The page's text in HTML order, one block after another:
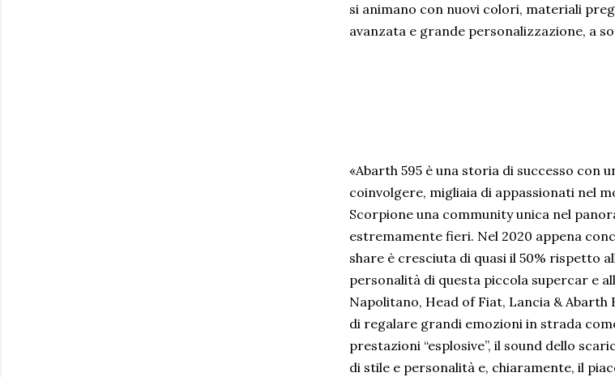
si animano con nuovi colori, materiali
avanzata e grande personalizzazione, a
«Abarth 595 è una storia di successo con
coinvolgere, migliaia di appassionati nel
Scorpione una community unica nel
estremamente fieri. Nel 2020 appena
share è cresciuta di quasi il 50% rispetto
personalità di questa piccola supercar e
Napolitano, Head of Fiat, Lancia &
di regalare grandi emozioni in strada
prestazioni “esplosive”, il sound dello
di stile e personalità e, chiaramente, il